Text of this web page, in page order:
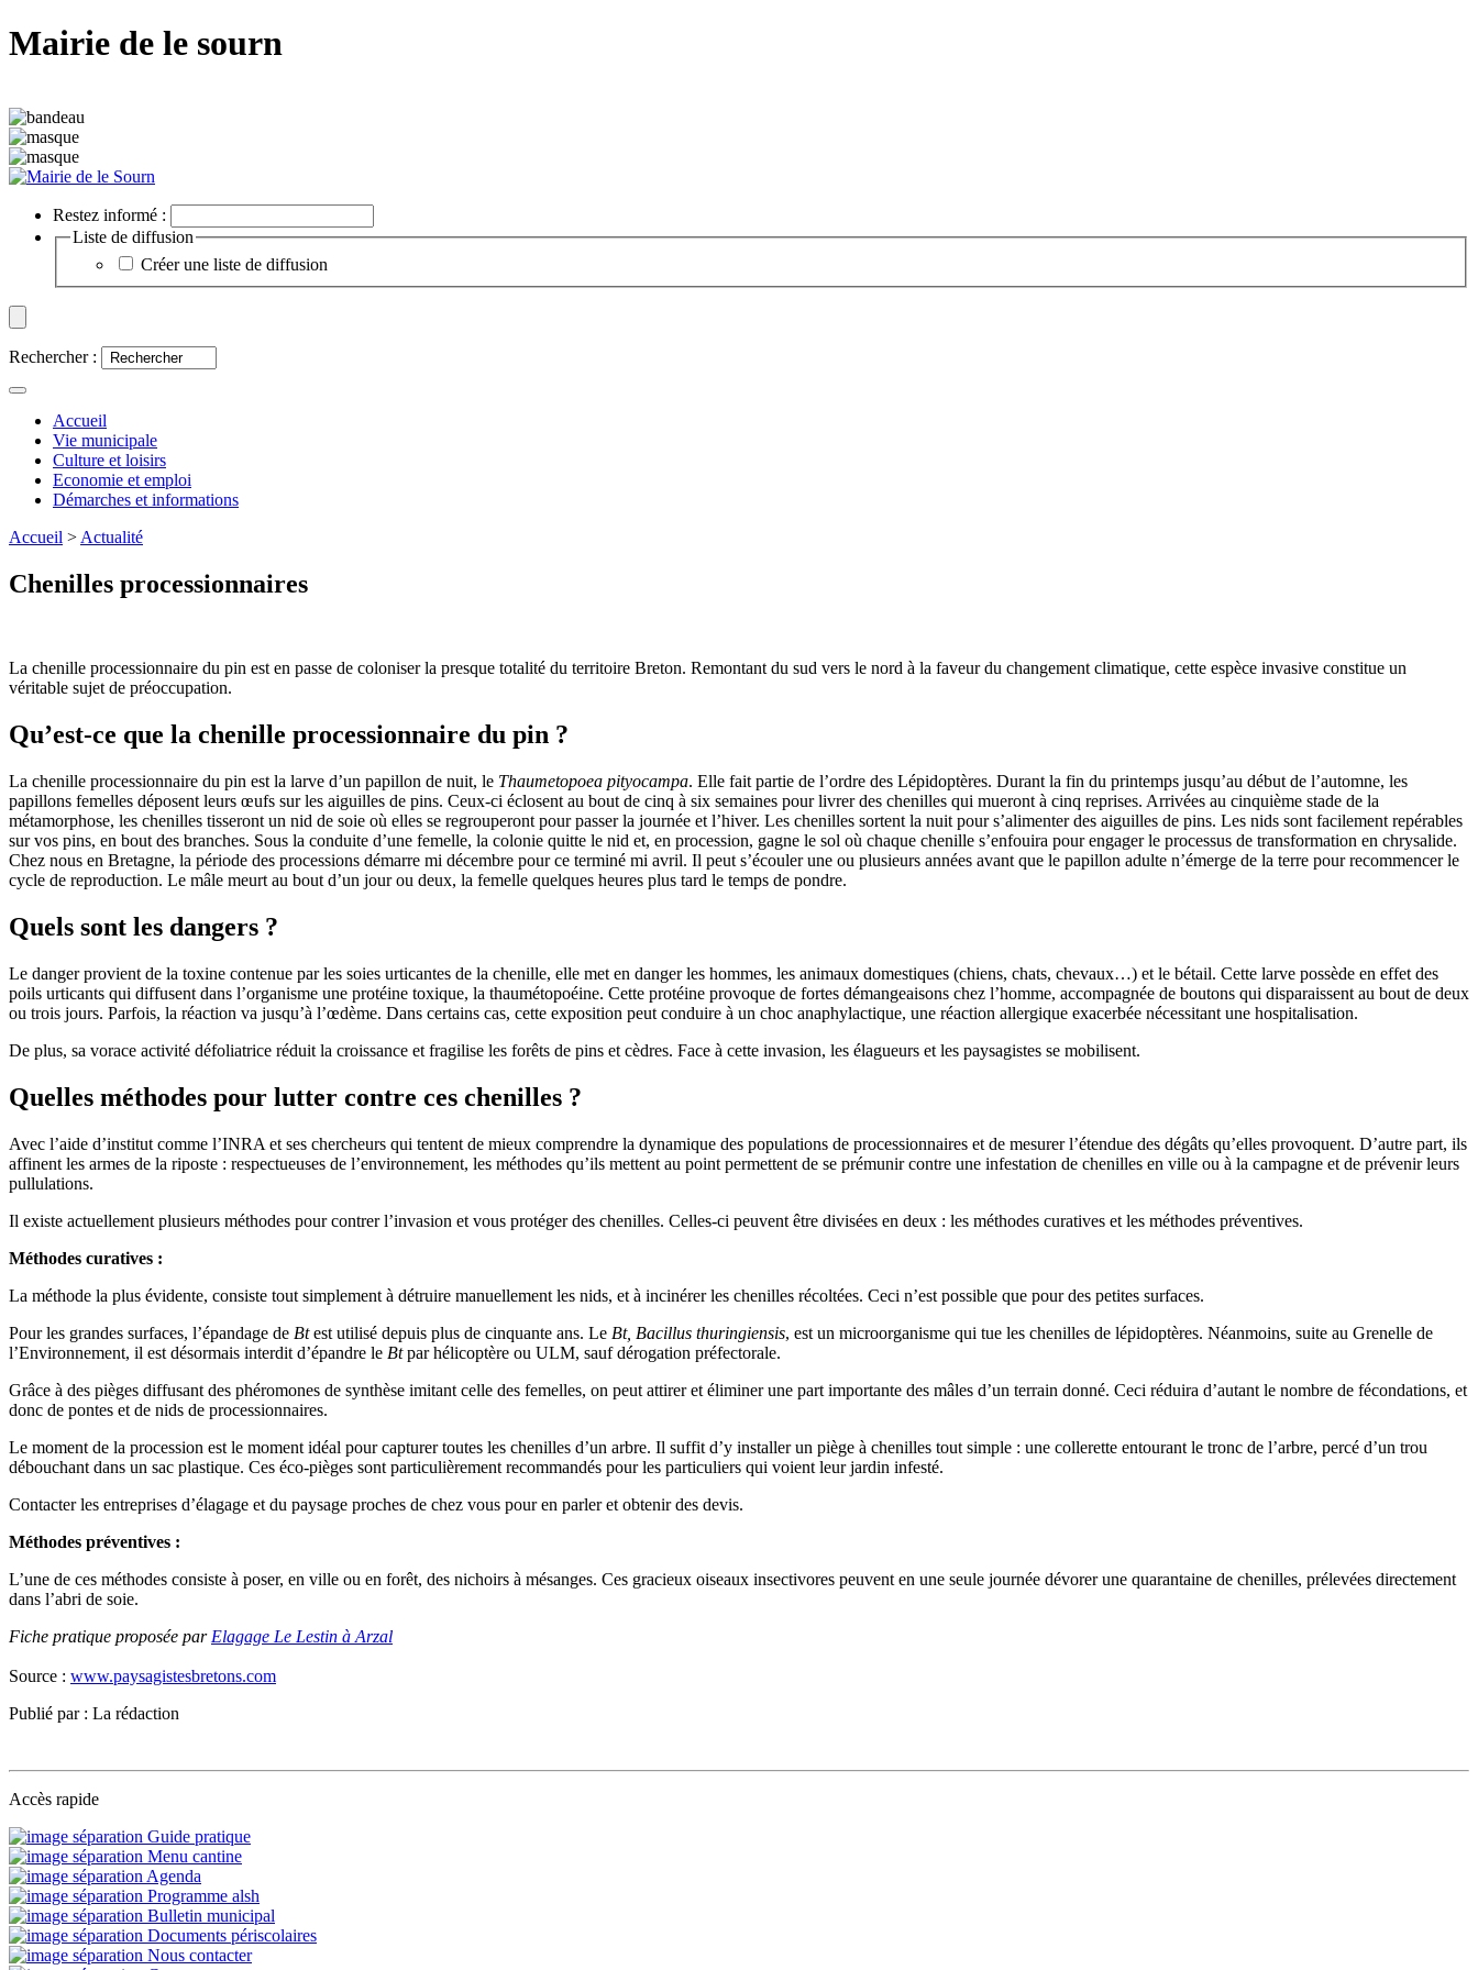
Mairie de le sourn
Restez informé :
Liste de diffusion
Créer une liste de diffusion
Rechercher :
Accueil
Vie municipale
Culture et loisirs
Economie et emploi
Démarches et informations
Accueil >Actualité
Chenilles processionnaires
La chenille processionnaire du pin est en passe de coloniser la presque totalité du territoire Breton. Remontant du sud vers le nord à la faveur du changement climatique, cette espèce invasive constitue un
véritable sujet de préoccupation.
Qu’est-ce que la chenille processionnaire du pin ?
La chenille processionnaire du pin est la larve d’un papillon de nuit, le Thaumetopoea pityocampa. Elle fait partie de l’ordre des Lépidoptères. Durant la fin du printemps jusqu’au début de l’automne, les
papillons femelles déposent leurs œufs sur les aiguilles de pins. Ceux-ci éclosent au bout de cinq à six semaines pour livrer des chenilles qui mueront à cinq reprises. Arrivées au cinquième stade de la
métamorphose, les chenilles tisseront un nid de soie où elles se regrouperont pour passer la journée et l’hiver. Les chenilles sortent la nuit pour s’alimenter des aiguilles de pins. Les nids sont facilement repérables
sur vos pins, en bout des branches. Sous la conduite d’une femelle, la colonie quitte le nid et, en procession, gagne le sol où chaque chenille s’enfouira pour engager le processus de transformation en chrysalide.
Chez nous en Bretagne, la période des processions démarre mi décembre pour ce terminé mi avril. Il peut s’écouler une ou plusieurs années avant que le papillon adulte n’émerge de la terre pour recommencer le
cycle de reproduction. Le mâle meurt au bout d’un jour ou deux, la femelle quelques heures plus tard le temps de pondre.
Quels sont les dangers ?
Le danger provient de la toxine contenue par les soies urticantes de la chenille, elle met en danger les hommes, les animaux domestiques (chiens, chats, chevaux…) et le bétail. Cette larve possède en effet des
poils urticants qui diffusent dans l’organisme une protéine toxique, la thaumétopoéine. Cette protéine provoque de fortes démangeaisons chez l’homme, accompagnée de boutons qui disparaissent au bout de deux
ou trois jours. Parfois, la réaction va jusqu’à l’œdème. Dans certains cas, cette exposition peut conduire à un choc anaphylactique, une réaction allergique exacerbée nécessitant une hospitalisation.
De plus, sa vorace activité défoliatrice réduit la croissance et fragilise les forêts de pins et cèdres. Face à cette invasion, les élagueurs et les paysagistes se mobilisent.
Quelles méthodes pour lutter contre ces chenilles ?
Avec l’aide d’institut comme l’INRA et ses chercheurs qui tentent de mieux comprendre la dynamique des populations de processionnaires et de mesurer l’étendue des dégâts qu’elles provoquent. D’autre part, ils
affinent les armes de la riposte : respectueuses de l’environnement, les méthodes qu’ils mettent au point permettent de se prémunir contre une infestation de chenilles en ville ou à la campagne et de prévenir leurs
pullulations.
Il existe actuellement plusieurs méthodes pour contrer l’invasion et vous protéger des chenilles. Celles-ci peuvent être divisées en deux : les méthodes curatives et les méthodes préventives.
Méthodes curatives :
La méthode la plus évidente, consiste tout simplement à détruire manuellement les nids, et à incinérer les chenilles récoltées. Ceci n’est possible que pour des petites surfaces.
Pour les grandes surfaces, l’épandage de Btest utilisé depuis plus de cinquante ans. Le Bt, Bacillus thuringiensis, est un microorganisme qui tue les chenilles de lépidoptères. Néanmoins, suite au Grenelle de
l’Environnement, il est désormais interdit d’épandre le Btpar hélicoptère ou ULM, sauf dérogation préfectorale.
Grâce à des pièges diffusant des phéromones de synthèse imitant celle des femelles, on peut attirer et éliminer une part importante des mâles d’un terrain donné. Ceci réduira d’autant le nombre de fécondations, et
donc de pontes et de nids de processionnaires.
Le moment de la procession est le moment idéal pour capturer toutes les chenilles d’un arbre. Il suffit d’y installer un piège à chenilles tout simple : une collerette entourant le tronc de l’arbre, percé d’un trou
débouchant dans un sac plastique. Ces éco-pièges sont particulièrement recommandés pour les particuliers qui voient leur jardin infesté.
Contacter les entreprises d’élagage et du paysage proches de chez vous pour en parler et obtenir des devis.
Méthodes préventives :
L’une de ces méthodes consiste à poser, en ville ou en forêt, des nichoirs à mésanges. Ces gracieux oiseaux insectivores peuvent en une seule journée dévorer une quarantaine de chenilles, prélevées directement
dans l’abri de soie.
Fiche pratique proposée par Elagage Le Lestin à Arzal
Source : www.paysagistesbretons.com
Publié par : La rédaction
Accès rapide
Guide pratique
Menu cantine
Agenda
Programme alsh
Bulletin municipal
Documents périscolaires
Nous contacter